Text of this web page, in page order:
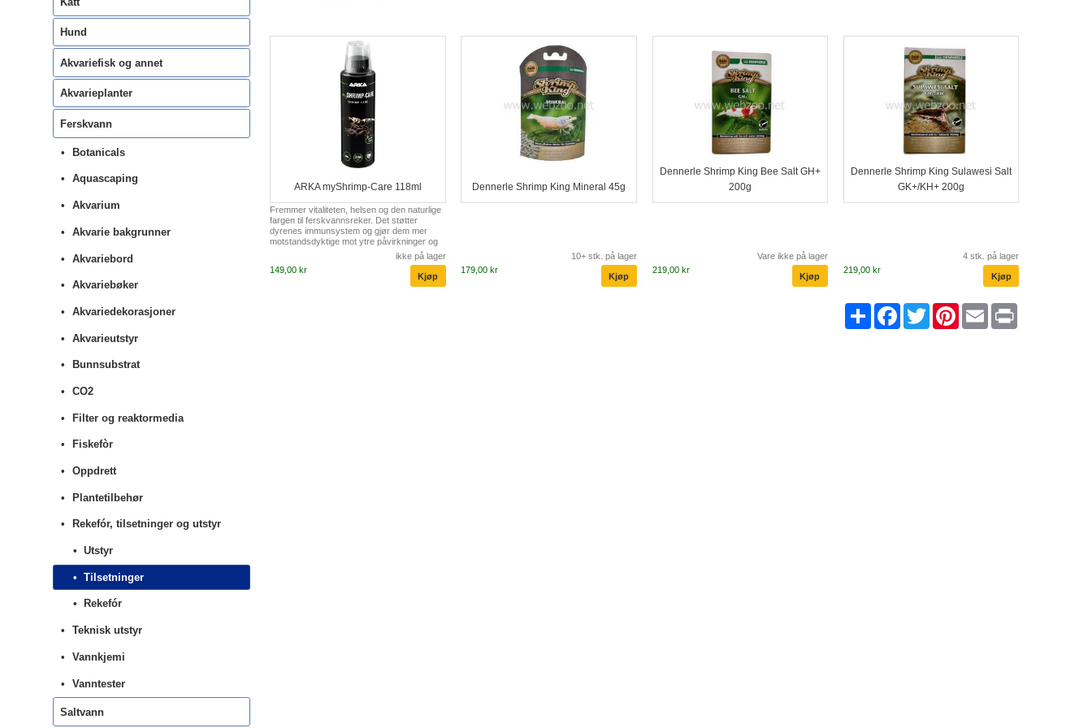
ARKA myShrimp-Care 118ml
Fremmer vitaliteten, helsen og den naturlige
fargen til ferskvannsreker. Det støtter
dyrenes immunsystem og gjør dem mer
motstandsdyktige mot ytre påvirkninger og
stressende situasjoner. De naturlige
essensene fra bladene og barken på
havmandeltreet, utvalgte plante- og
urteekstrakter og essensielle vitaminer
ikke på lager
149,00 kr
Dennerle Shrimp King Mineral 45g
10+ stk. på lager
179,00 kr
Dennerle Shrimp King Bee Salt GH+
200g
Vare ikke på lager
219,00 kr
Dennerle Shrimp King Sulawesi Salt
GK+/KH+ 200g
4 stk. på lager
219,00 kr
Share Facebook
TwitterPinterest
Email
Hund
Akvariefisk og annet
Akvarieplanter
Ferskvann
Botanicals
Aquascaping
Akvarium
Akvarie bakgrunner
Akvariebord
Akvariebøker
Akvariedekorasjoner
Akvarieutstyr
Bunnsubstrat
CO2
Filter og reaktormedia
Fiskefòr
Oppdrett
Plantetilbehør
Rekefór, tilsetninger og utstyr
Utstyr
Tilsetninger
Rekefór
Teknisk utstyr
Vannkjemi
Vanntester
Saltvann